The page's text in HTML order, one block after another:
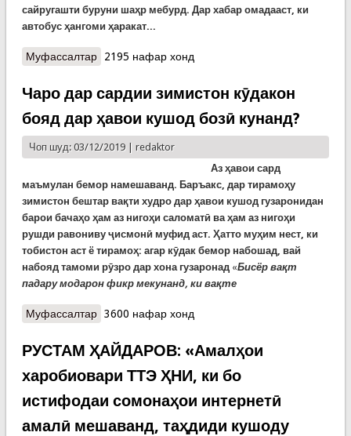
сайругашти буруни шаҳр мебурд. Дар хабар омадааст, ки
автобус ҳангоми ҳаракат...
Муфассалтаро Бар асари садама дар Тунис 26 нафар
2195 нафар хонд
Чаро дар сардии зимистон кӯдакон
бояд дар ҳавои кушод бозӣ кунанд?
Чоп шуд: 03/12/2019 | redaktor
Аз ҳавои сард
маъмулан бемор намешаванд. Баръакс, дар тирамоҳу
зимистон бештар вақти худро дар ҳавои кушод гузаронидан
барои бачаҳо ҳам аз нигоҳи саломатӣ ва ҳам аз нигоҳи
рушди равониву ҷисмонӣ муфид аст. Ҳатто муҳим нест, ки
тобистон аст ё тирамоҳ: агар кӯдак бемор набошад, вай
набояд тамоми рӯзро дар хона гузаронад«Бисёр вақт
падару модарон фикр мекунанд, ки вақте
Муфассалтаро Чаро дар сардии зимистон кӯдакон бояд дар
3600 нафар хонд
РУСТАМ ҲАЙДАРОВ: «Амалҳои
харобиовари ТТЭ ҲНИ, ки бо
истифодаи сомонаҳои интернетӣ
амалӣ мешаванд, таҳдиди кушоду